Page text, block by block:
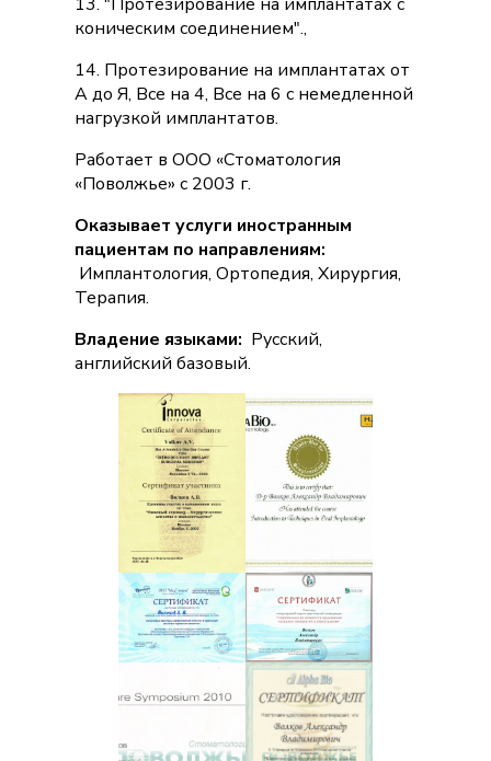
коническим соединением".,
14. Протезирование на имплантатах от
А до Я, Все на 4, Все на 6 с немедленной
нагрузкой имплантатов.
Работает в ООО «Стоматология
«Поволжье» с 2003 г.
Оказывает услуги иностранным
пациентам по направлениям:
Имплантология, Ортопедия, Хирургия,
Терапия.
Владение языками: Русский,
английский базовый.